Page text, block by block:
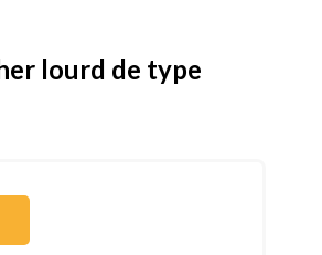
lourd de type